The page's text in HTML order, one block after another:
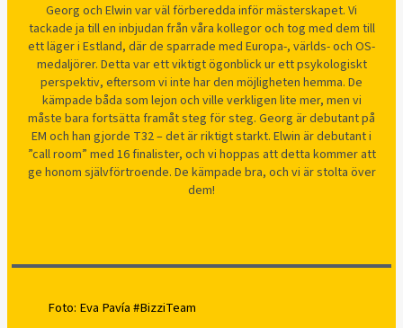
Georg och Elwin var väl förberedda inför mästerskapet. Vi
tackade ja till en inbjudan från våra kollegor och tog med dem till
ett läger i Estland, där de sparrade med Europa-, världs- och OS-
medaljörer. Detta var ett viktigt ögonblick ur ett psykologiskt
perspektiv, eftersom vi inte har den möjligheten hemma. De
kämpade båda som lejon och ville verkligen lite mer, men vi
måste bara fortsätta framåt steg för steg. Georg är debutant på
EM och han gjorde T32 – det är riktigt starkt. Elwin är debutant i
”call room” med 16 finalister, och vi hoppas att detta kommer att
ge honom självförtroende. De kämpade bra, och vi är stolta över
dem!
Foto: Eva Pavía #BizziTeam